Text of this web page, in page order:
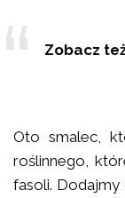
Zobacz
Oto smalec,
roślinnego,
fasoli.